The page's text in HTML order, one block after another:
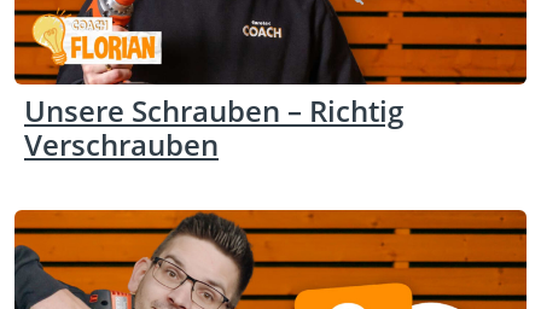
Unsere Schrauben – Richtig
Verschrauben